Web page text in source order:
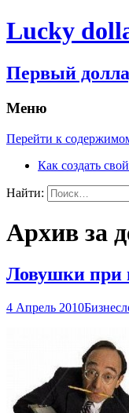
Lucky
Первый
Меню
Перейти к
Как создать
Найти:
Архив за
Ловушки при
4 Апрель 2010Бизнес